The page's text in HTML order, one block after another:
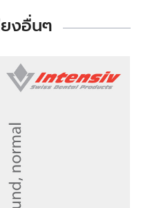
งอื่นๆ